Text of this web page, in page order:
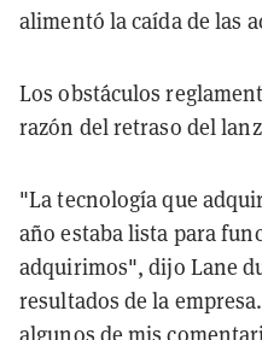
alimentó la caída de las
Los obstáculos
razón del retraso del
"La tecnología que
año estaba lista para
adquirimos", dijo Lane
resultados de la